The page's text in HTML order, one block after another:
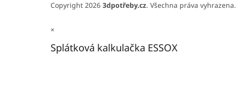
Copyright 2026 3dpotřeby.cz. Všechna práva vyhrazena.
×
Splátková kalkulačka ESSOX